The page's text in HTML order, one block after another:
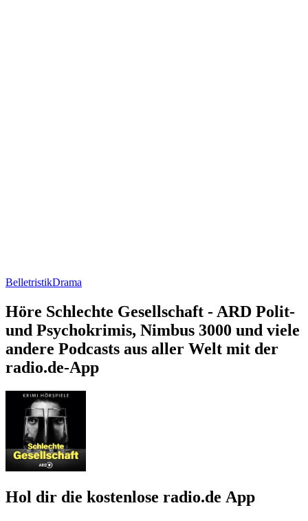
BelletristikDrama
Höre Schlechte Gesellschaft - ARD Polit-
und Psychokrimis, Nimbus 3000 und viele
andere Podcasts aus aller Welt mit der
radio.de-App
Hol dir die kostenlose radio.de App